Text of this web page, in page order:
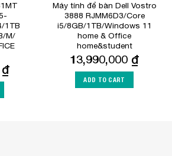
1TB
M/
₫
Máy tính để bàn Dell Vostro
3888 RJMM6D3/Core
i5/8GB/1TB/Windows 11
home & Office
home&student
13,990,000 ₫
ADD TO CART